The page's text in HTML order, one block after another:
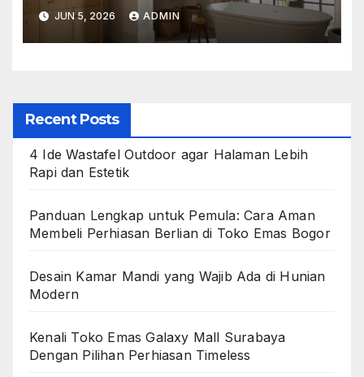
JUN 5, 2026 ADMIN
Recent Posts
4 Ide Wastafel Outdoor agar Halaman Lebih
Rapi dan Estetik
Panduan Lengkap untuk Pemula: Cara Aman
Membeli Perhiasan Berlian di Toko Emas Bogor
Desain Kamar Mandi yang Wajib Ada di Hunian
Modern
Kenali Toko Emas Galaxy Mall Surabaya
Dengan Pilihan Perhiasan Timeless